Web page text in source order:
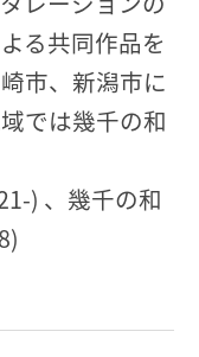
る共同作品を
市、新潟市に
では幾千の和
) 、幾千の和